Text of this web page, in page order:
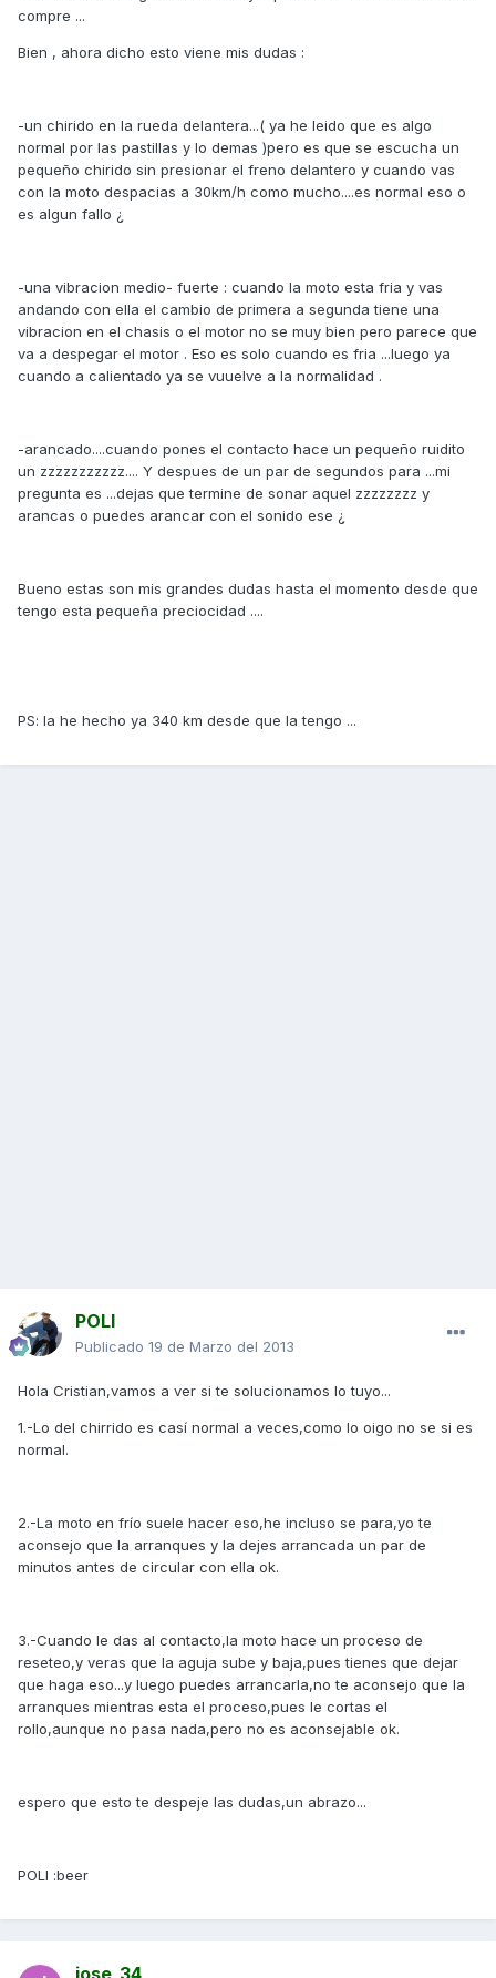
compre ...
Bien , ahora dicho esto viene mis dudas :
-un chirido en la rueda delantera...( ya he leido que es algo
normal por las pastillas y lo demas )pero es que se escucha un
pequeño chirido sin presionar el freno delantero y cuando vas
con la moto despacias a 30km/h como mucho....es normal eso o
es algun fallo ¿
-una vibracion medio- fuerte : cuando la moto esta fria y vas
andando con ella el cambio de primera a segunda tiene una
vibracion en el chasis o el motor no se muy bien pero parece que
va a despegar el motor . Eso es solo cuando es fria ...luego ya
cuando a calientado ya se vuuelve a la normalidad .
-arancado....cuando pones el contacto hace un pequeño ruidito
un zzzzzzzzzzz.... Y despues de un par de segundos para ...mi
pregunta es ...dejas que termine de sonar aquel zzzzzzzz y
arancas o puedes arancar con el sonido ese ¿
Bueno estas son mis grandes dudas hasta el momento desde que
tengo esta pequeña preciocidad ....
PS: la he hecho ya 340 km desde que la tengo ...
POLI
Publicado 19 de Marzo del 2013
Hola Cristian,vamos a ver si te solucionamos lo tuyo...
1.-Lo del chirrido es casí normal a veces,como lo oigo no se si es
normal.
2.-La moto en frío suele hacer eso,he incluso se para,yo te
aconsejo que la arranques y la dejes arrancada un par de
minutos antes de circular con ella ok.
3.-Cuando le das al contacto,la moto hace un proceso de
reseteo,y veras que la aguja sube y baja,pues tienes que dejar
que haga eso...y luego puedes arrancarla,no te aconsejo que la
arranques mientras esta el proceso,pues le cortas el
rollo,aunque no pasa nada,pero no es aconsejable ok.
espero que esto te despeje las dudas,un abrazo...
POLI :beer